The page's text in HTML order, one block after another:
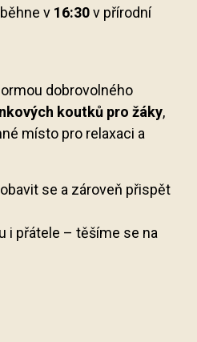
v 16:30v přírodní
dobrovolného
koutků pro žáky,
místo pro relaxaci a
se a zároveň přispět
i přátele – těšíme se na